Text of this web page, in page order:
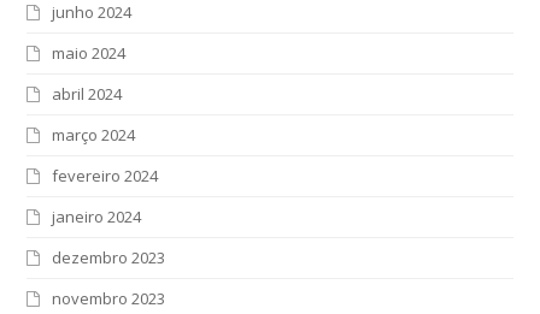
junho 2024
maio 2024
abril 2024
março 2024
fevereiro 2024
janeiro 2024
dezembro 2023
novembro 2023